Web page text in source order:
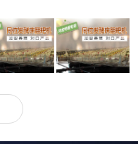
】除尘
温 健康市政
首现“雾炮
- 健康新闻
网
【48812】长沙
市雨花区新装16
套高压喷淋设备
改进城市空气质
量